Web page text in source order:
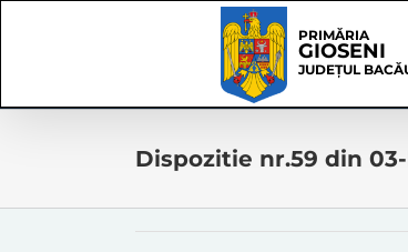
PRIMĂRIA
GIOSENI
JUDEȚUL
Dispozitie nr.59 din